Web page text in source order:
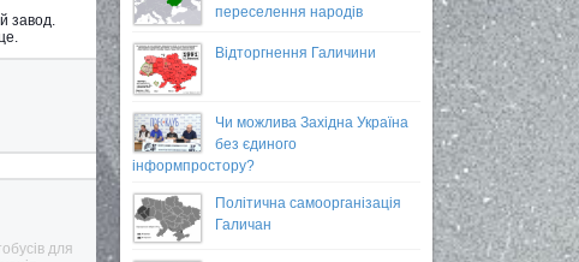
завод.
для
переселення народів
Відторгнення Галичини
Чи можлива Західна Україна
без єдиного
інформпростору?
Політична самоорганізація
Галичан